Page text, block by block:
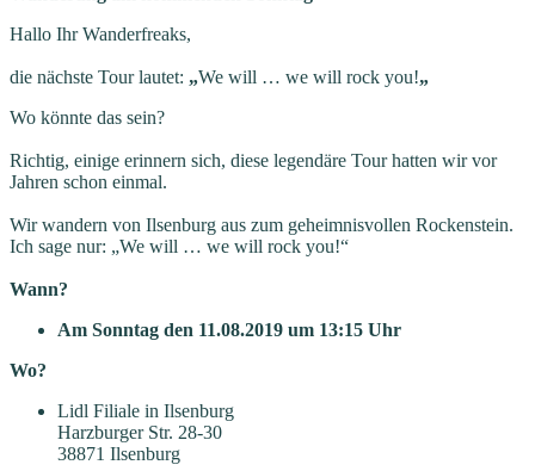
Hallo Ihr Wanderfreaks,
die nächste Tour lautet: „We will … we will rock you!„
Wo könnte das sein?
Richtig, einige erinnern sich, diese legendäre Tour hatten wir vor
Jahren schon einmal.
Wir wandern von Ilsenburg aus zum geheimnisvollen Rockenstein.
Ich sage nur: „We will … we will rock you!“
Wann?
Am Sonntag den 11.08.2019 um 13:15 Uhr
Wo?
Lidl Filiale in Ilsenburg
Harzburger Str. 28-30
38871 Ilsenburg